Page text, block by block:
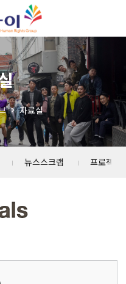
자료실
뉴스스크랩 프로젝트